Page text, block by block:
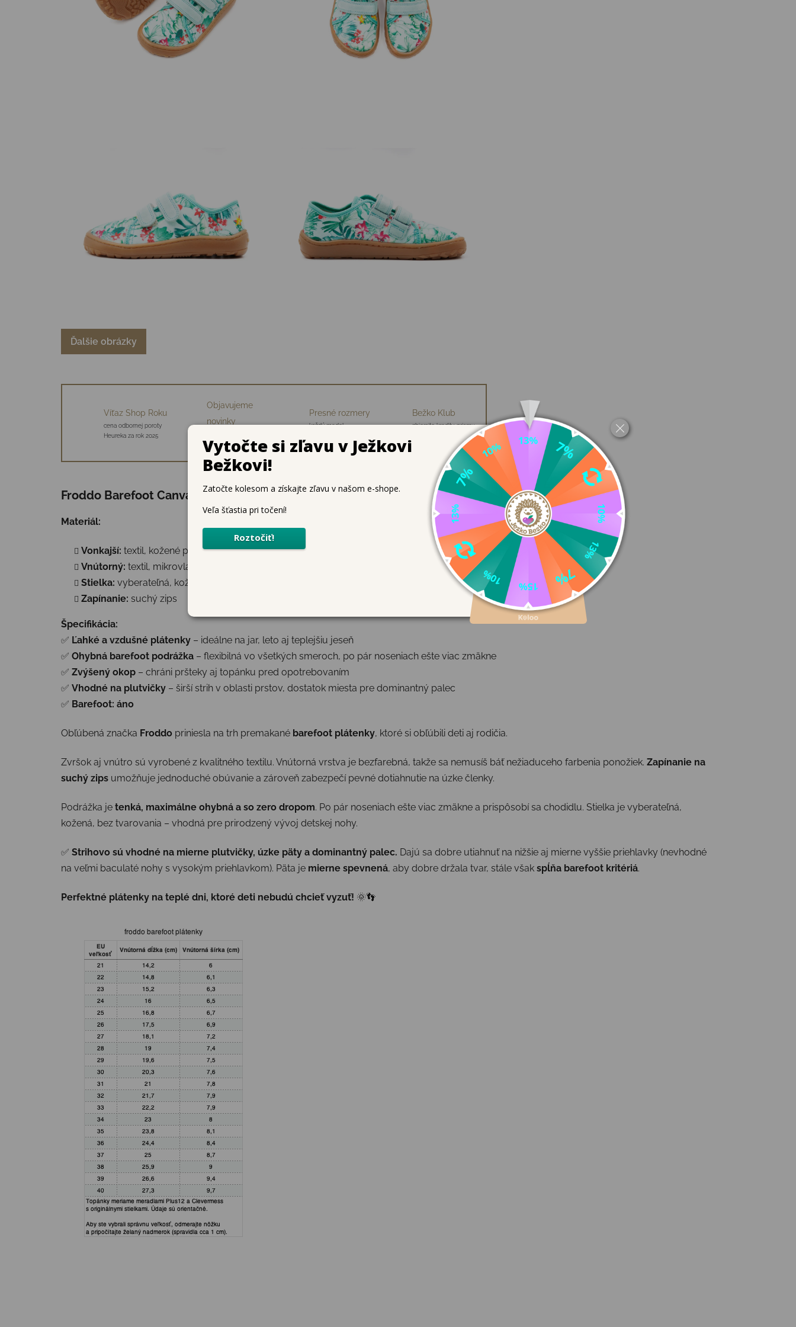
Ďalšie obrázky
Víťaz Shop Roku
cena odbornej poroty
Heureka za rok 2025
Objavujeme
novinky
značiek
Presné rozmery
každý model
Bežko Klub
zbierajte kredity, priamu
Froddo Barefoot Canvas – ľahké a ohybné plátenky na každý deň
Materiál:
Vonkajší: textil, kožené prvky na suchých zipsoch
Vnútorný: textil, mikrovlákno
Stielka: vyberateľná, kožená, bez tvarovania
Zapínanie: suchý zips
Špecifikácia:
✅ Ľahké a vzdušné plátenky – ideálne na jar, leto aj teplejšiu jeseň
✅ Ohybná barefoot podrážka – flexibilná vo všetkých smeroch, po pár noseniach ešte viac zmäkne
✅ Zvýšený okop – chráni pršteky aj topánku pred opotrebovaním
✅ Vhodné na plutvičky – širší strih v oblasti prstov, dostatok miesta pre dominantný palec
✅ Barefoot: áno
Obľúbená značka Froddo priniesla na trh premakané barefoot plátenky, ktoré si obľúbili deti aj rodičia.
Zvršok aj vnútro sú vyrobené z kvalitného textilu. Vnútorná vrstva je bezfarebná, takže sa nemusíš báť nežiaduceho farbenia ponožiek. Zapínanie na
suchý zips umožňuje jednoduché obúvanie a zároveň zabezpečí pevné dotiahnutie na úzke členky.
Podrážka je tenká, maximálne ohybná a so zero dropom. Po pár noseniach ešte viac zmäkne a prispôsobí sa chodidlu. Stielka je vyberateľná,
kožená, bez tvarovania – vhodná pre prirodzený vývoj detskej nohy.
✅ Strihovo sú vhodné na mierne plutvičky, úzke päty a dominantný palec. Dajú sa dobre utiahnuť na nižšie aj mierne vyššie priehlavky (nevhodné
na veľmi baculaté nohy s vysokým priehlavkom). Päta je mierne spevnená, aby dobre držala tvar, stále však spĺňa barefoot kritériá.
Perfektné plátenky na teplé dni, ktoré deti nebudú chcieť vyzuť! 🌞👣